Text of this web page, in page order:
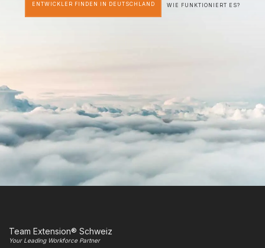
ENTWICKLER FINDEN IN DEUTSCHLAND WIE FUNKTIONIERT ES?
Team Extension® Schweiz
Your Leading Workforce Partner